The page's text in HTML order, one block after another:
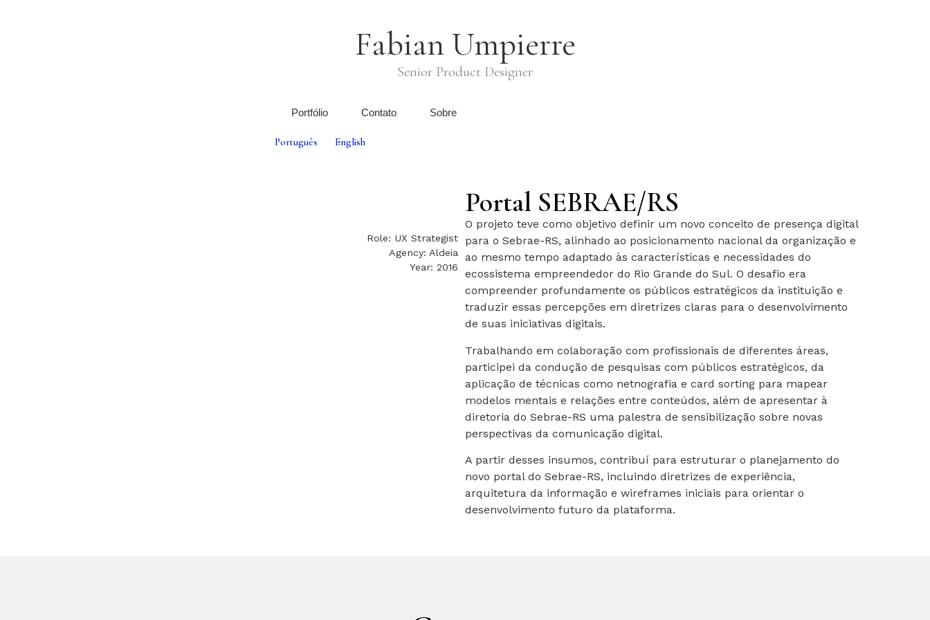
Fabian Umpierre
Senior Product Designer
Portfólio Contato Sobre
Português English
Role: UX Strategist
Agency: Aldeia
Year: 2016
Portal SEBRAE/RS
O projeto teve como objetivo definir um novo conceito de presença digital
para o Sebrae-RS, alinhado ao posicionamento nacional da organização e
ao mesmo tempo adaptado às características e necessidades do
ecossistema empreendedor do Rio Grande do Sul. O desafio era
compreender profundamente os públicos estratégicos da instituição e
traduzir essas percepções em diretrizes claras para o desenvolvimento
de suas iniciativas digitais.
Trabalhando em colaboração com profissionais de diferentes áreas,
participei da condução de pesquisas com públicos estratégicos, da
aplicação de técnicas como netnografia e card sorting para mapear
modelos mentais e relações entre conteúdos, além de apresentar à
diretoria do Sebrae-RS uma palestra de sensibilização sobre novas
perspectivas da comunicação digital.
A partir desses insumos, contribuí para estruturar o planejamento do
novo portal do Sebrae-RS, incluindo diretrizes de experiência,
arquitetura da informação e wireframes iniciais para orientar o
desenvolvimento futuro da plataforma.